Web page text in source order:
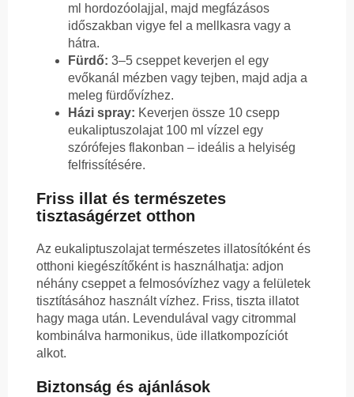
ml hordozóolajjal, majd megfázásos
időszakban vigye fel a mellkasra vagy a
hátra.
Fürdő: 3–5 cseppet keverjen el egy
evőkanál mézben vagy tejben, majd adja a
meleg fürdővízhez.
Házi spray: Keverjen össze 10 csepp
eukaliptuszolajat 100 ml vízzel egy
szórófejes flakonban – ideális a helyiség
felfrissítésére.
Friss illat és természetes
tisztaságérzet otthon
Az eukaliptuszolajat természetes illatosítóként és
otthoni kiegészítőként is használhatja: adjon
néhány cseppet a felmosóvízhez vagy a felületek
tisztításához használt vízhez. Friss, tiszta illatot
hagy maga után. Levendulával vagy citrommal
kombinálva harmonikus, üde illatkompozíciót
alkot.
Biztonság és ajánlások